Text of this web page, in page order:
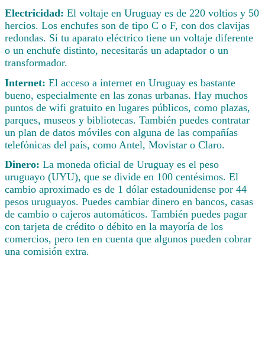
Electricidad: El voltaje en Uruguay es de 220 voltios y 50
hercios. Los enchufes son de tipo C o F, con dos clavijas
redondas. Si tu aparato eléctrico tiene un voltaje diferente
o un enchufe distinto, necesitarás un adaptador o un
transformador.
Internet: El acceso a internet en Uruguay es bastante
bueno, especialmente en las zonas urbanas. Hay muchos
puntos de wifi gratuito en lugares públicos, como plazas,
parques, museos y bibliotecas. También puedes contratar
un plan de datos móviles con alguna de las compañías
telefónicas del país, como Antel, Movistar o Claro.
Dinero: La moneda oficial de Uruguay es el peso
uruguayo (UYU), que se divide en 100 centésimos. El
cambio aproximado es de 1 dólar estadounidense por 44
pesos uruguayos. Puedes cambiar dinero en bancos, casas
de cambio o cajeros automáticos. También puedes pagar
con tarjeta de crédito o débito en la mayoría de los
comercios, pero ten en cuenta que algunos pueden cobrar
una comisión extra.